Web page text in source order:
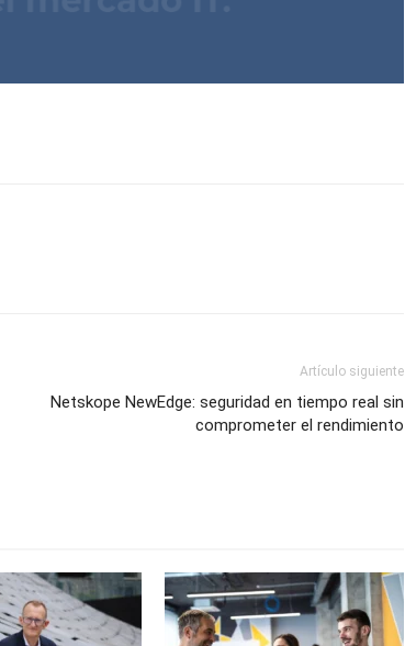
Artículo siguiente
Netskope NewEdge: seguridad en tiempo real sin
comprometer el rendimiento